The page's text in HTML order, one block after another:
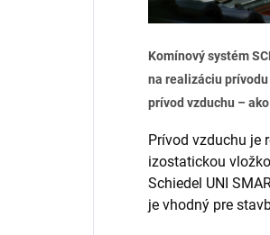
Komínový systém
na realizáciu
prívod vzduchu –
Prívod vzduchu je
izostatickou
Schiedel UNI
je vhodný pre